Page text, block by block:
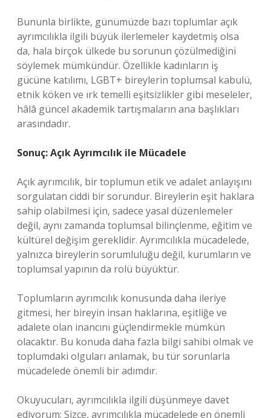
Bununla birlikte, günümüzde bazı toplumlar açık
ayrımcılıkla ilgili büyük ilerlemeler kaydetmiş olsa
da, hala birçok ülkede bu sorunun çözülmediğini
söylemek mümkündür. Özellikle kadınların iş
gücüne katılımı, LGBT+ bireylerin toplumsal kabulü,
etnik köken ve ırk temelli eşitsizlikler gibi meseleler,
hâlâ güncel akademik tartışmaların ana başlıkları
arasındadır.
Sonuç: Açık Ayrımcılık ile Mücadele
Açık ayrımcılık, bir toplumun etik ve adalet anlayışını
sorgulatan ciddi bir sorundur. Bireylerin eşit haklara
sahip olabilmesi için, sadece yasal düzenlemeler
değil, aynı zamanda toplumsal bilinçlenme, eğitim ve
kültürel değişim gereklidir. Ayrımcılıkla mücadelede,
yalnızca bireylerin sorumluluğu değil, kurumların ve
toplumsal yapının da rolü büyüktür.
Toplumların ayrımcılık konusunda daha ileriye
gitmesi, her bireyin insan haklarına, eşitliğe ve
adalete olan inancını güçlendirmekle mümkün
olacaktır. Bu konuda daha fazla bilgi sahibi olmak ve
toplumdaki olguları anlamak, bu tür sorunlarla
mücadelede önemli bir adımdır.
Okuyucuları, ayrımcılıkla ilgili düşünmeye davet
ediyorum: Sizce, ayrımcılıkla mücadelede en önemli